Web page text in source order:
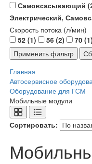
Самовсасывающий
Электрический,
Скорость потока (л/мин)
52 (1) 56 (2) 70 (1)
Главная
Автосервисное
Оборудование для ГСМ
Мобильные модули
Сортировать: